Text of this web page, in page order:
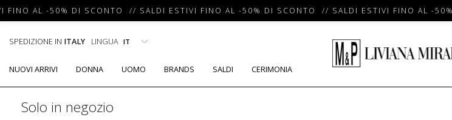
FINO AL -50% DI SCONTO // SALDI ESTIVI FINO AL -50% DI SCONTO // SALDI ESTIVI FINO AL -
SPEDIZIONE IN ITALY LINGUA
NUOVI ARRIVI DONNA UOMO BRANDS SALDI CERIMONIA
Solo in negozio